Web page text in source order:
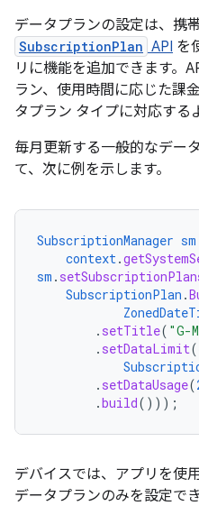
データプランの設定は、携
SubscriptionPlan API を
リに機能を追加できます。
ラン、使用時間に応じた課
タプラン タイプに対応する
毎月更新する一般的なデー
て、次に例を示します。
SubscriptionManager sm
context.
sm .
SubscriptionPlan .
. setTitle( "G-
. setDataLimit(
. setDataUsage(
.build()));
デバイスでは、アプリを使
データプランのみを設定でき